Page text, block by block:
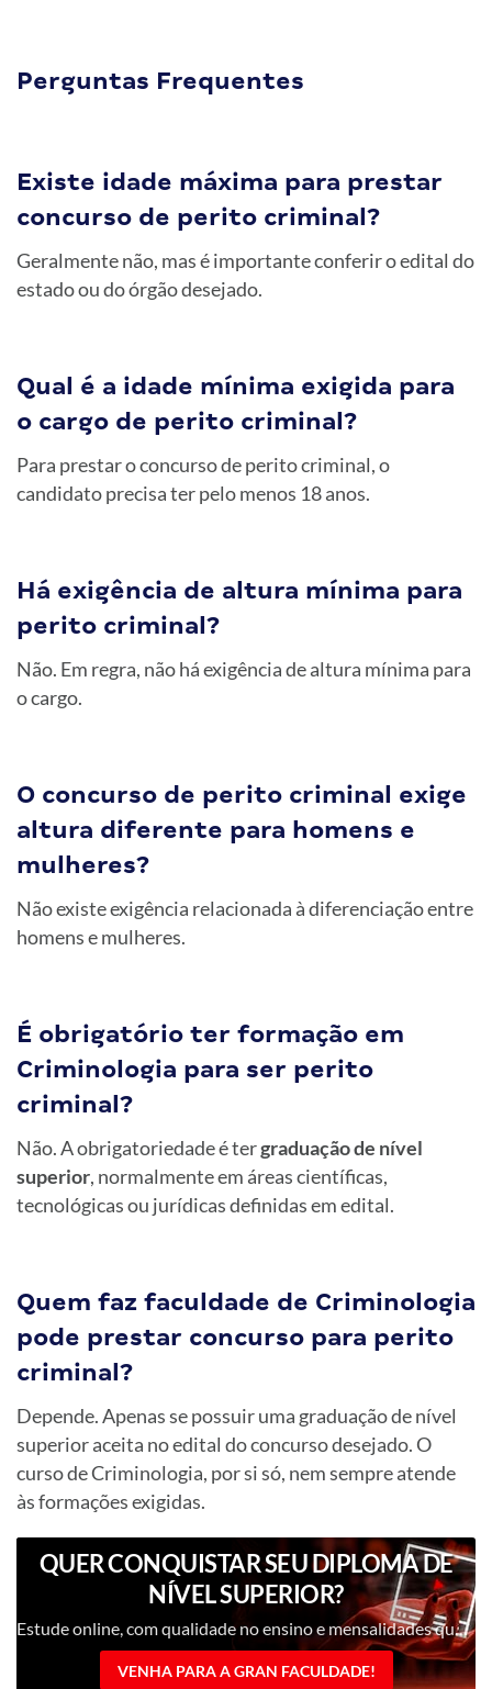
Perguntas Frequentes
Existe idade máxima para prestar
concurso de perito criminal?
Geralmente não, mas é importante conferir o edital do
estado ou do órgão desejado.
Qual é a idade mínima exigida para
o cargo de perito criminal?
Para prestar o concurso de perito criminal, o
candidato precisa ter pelo menos 18 anos.
Há exigência de altura mínima para
perito criminal?
Não. Em regra, não há exigência de altura mínima para
o cargo.
O concurso de perito criminal exige
altura diferente para homens e
mulheres?
Não existe exigência relacionada à diferenciação entre
homens e mulheres.
É obrigatório ter formação em
Criminologia para ser perito
criminal?
Não. A obrigatoriedade é tergraduação de nível
superior, normalmente em áreas científicas,
tecnológicas ou jurídicas definidas em edital.
Quem faz faculdade de Criminologia
pode prestar concurso para perito
criminal?
Depende. Apenas se possuir uma graduação de nível
superior aceita no edital do concurso desejado. O
curso de Criminologia, por si só, nem sempre atende
às formações exigidas.
QUER CONQUISTAR SEU DIPLOMA DE
NÍVEL SUPERIOR?
Estude online, com qualidade no ensino e mensalidades que cabem no seu bolso.
VENHA PARA A GRAN FACULDADE!